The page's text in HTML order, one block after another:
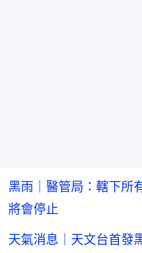
黑雨｜醫管局：轄下所
將會停止
天氣消息｜天文台首